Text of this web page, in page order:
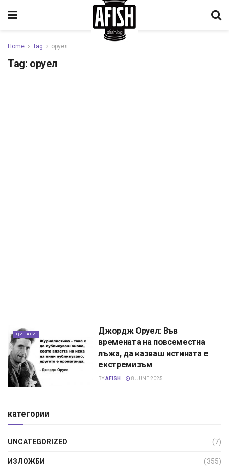
Home Tag оруел
Tag: оруел
ЦИТАТИ
Джордж Оруел: Във
времената на повсеместна
лъжа, да казваш истината е
екстремизъм
BYAFISH 8 JUNE 2025
категории
UNCATEGORIZED (7)
ИЗЛОЖБИ (355)